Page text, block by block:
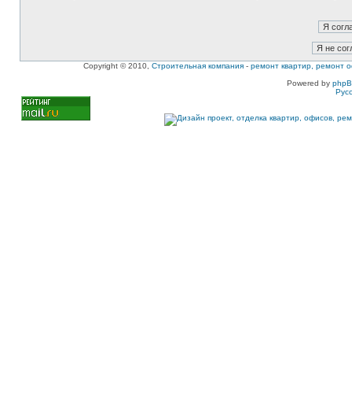
Copyright © 2010, Строительная компания - ремонт квартир, ремонт
Powered by